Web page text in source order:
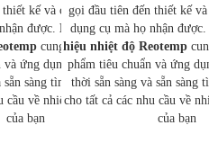
kế và chất lượng của
được. Bộ truyền tín
cung cấp cả các sản
và ứng dụng cụ thể, đồng
sẵn sàng tìm ra giải pháp
cầu về nhiệt độ và áp suất
của bạn
gọi đầu tiên đến thiết kế
dụng cụ mà họ nhận được.
hiệu nhiệt độ Reotemp
phẩm tiêu chuẩn và ứng
thời sẵn sàng và sẵn sàng
cho tất cả các nhu cầu về
của bạn